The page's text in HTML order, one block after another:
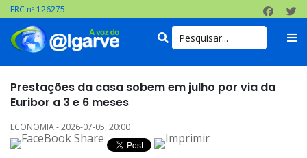
ERC nº 126275
Prestações da casa sobem em julho por via da
Euribor a 3 e 6 meses
ECONOMIA - 2026-07-05, 20:00